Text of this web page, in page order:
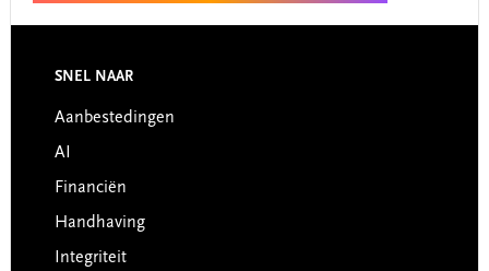
Footer
SNEL NAAR
Aanbestedingen
AI
Financiën
Handhaving
Integriteit